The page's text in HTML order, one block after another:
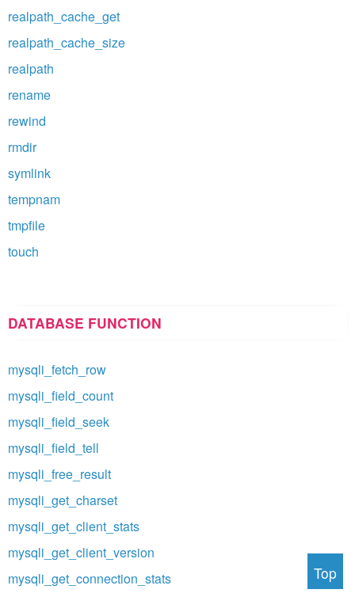
realpath_cache_get
realpath_cache_size
realpath
rename
rewind
rmdir
symlink
tempnam
tmpfile
touch
DATABASE FUNCTION
mysqli_fetch_row
mysqli_field_count
mysqli_field_seek
mysqli_field_tell
mysqli_free_result
mysqli_get_charset
mysqli_get_client_stats
mysqli_get_client_version
mysqli_get_connection_stats
Top